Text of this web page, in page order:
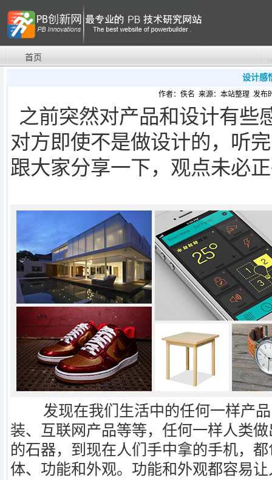
首页
设计感
作者：佚名 来源：本站整理 发布
之前突然对产品和设计有些
对方即使不是做设计的，听
跟大家分享一下，观点未必
发现在我们生活中的任何一样产品
装、互联网产品等等，任何一样人类
的石器，到现在人们手中拿的手机，
体、功能和外观。功能和外观都容易